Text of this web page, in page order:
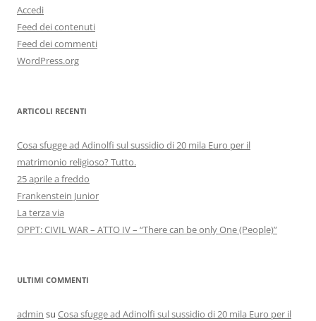
Accedi
Feed dei contenuti
Feed dei commenti
WordPress.org
ARTICOLI RECENTI
Cosa sfugge ad Adinolfi sul sussidio di 20 mila Euro per il
matrimonio religioso? Tutto.
25 aprile a freddo
Frankenstein Junior
La terza via
OPPT: CIVIL WAR – ATTO IV – “There can be only One (People)”
ULTIMI COMMENTI
admin su Cosa sfugge ad Adinolfi sul sussidio di 20 mila Euro per il